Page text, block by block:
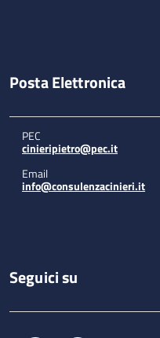
Posta Elettronica
PEC
cinieripietro@pec.it
Email
info@consulenzacinieri.it
Seguici su